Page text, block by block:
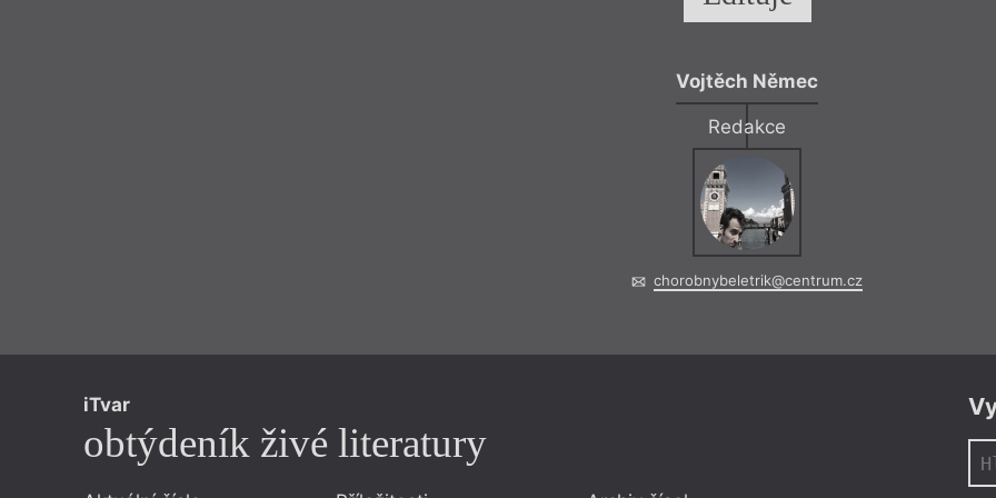
Vojtěch Němec
Redakce
chorobnybeletrik@centrum.cz
iTvar
obtýdeník živé literatury